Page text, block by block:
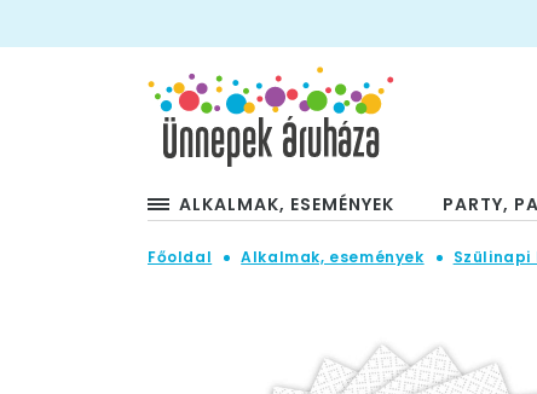
ALKALMAK, ESEMÉNYEK PARTY,
Főoldal Alkalmak, események